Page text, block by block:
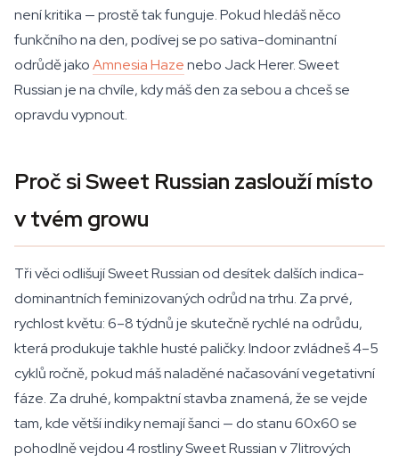
není kritika — prostě tak funguje. Pokud hledáš něco
funkčního na den, podívej se po sativa-dominantní
odrůdě jakoAmnesia Hazenebo Jack Herer. Sweet
Russian je na chvíle, kdy máš den za sebou a chceš se
opravdu vypnout.
Proč si Sweet Russian zaslouží místo
v tvém growu
Tři věci odlišují Sweet Russian od desítek dalších indica-
dominantních feminizovaných odrůd na trhu. Za prvé,
rychlost květu: 6–8 týdnů je skutečně rychlé na odrůdu,
která produkuje takhle husté paličky. Indoor zvládneš 4–5
cyklů ročně, pokud máš naladěné načasování vegetativní
fáze. Za druhé, kompaktní stavba znamená, že se vejde
tam, kde větší indiky nemají šanci — do stanu 60x60 se
pohodlně vejdou 4 rostliny Sweet Russian v 7litrových